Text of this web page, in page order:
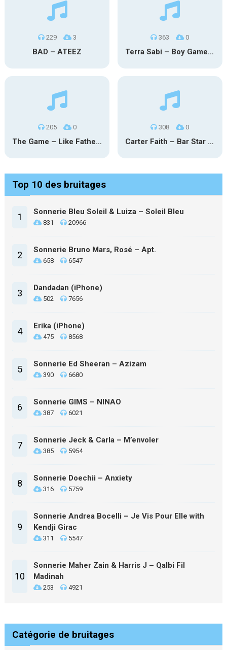
229 3
BAD – ATEEZ
363 0
Terra Sabi – Boy Game X Marcia Cruz
205 0
The Game – Like Father Like Daughter
308 0
Carter Faith – Bar Star Vevo
Top 10 des bruitages
1 Sonnerie Bleu Soleil & Luiza – Soleil Bleu
831 20966
2 Sonnerie Bruno Mars, Rosé – Apt.
658 6547
3 Dandadan (iPhone)
502 7656
4 Erika (iPhone)
475 8568
5 Sonnerie Ed Sheeran – Azizam
390 6680
6 Sonnerie GIMS – NINAO
387 6021
7 Sonnerie Jeck & Carla – M’envoler
385 5954
8 Sonnerie Doechii – Anxiety
316 5759
9
Sonnerie Andrea Bocelli – Je Vis Pour Elle with
Kendji Girac
311 5547
10
Sonnerie Maher Zain & Harris J – Qalbi Fil
Madinah
253 4921
Catégorie de bruitages